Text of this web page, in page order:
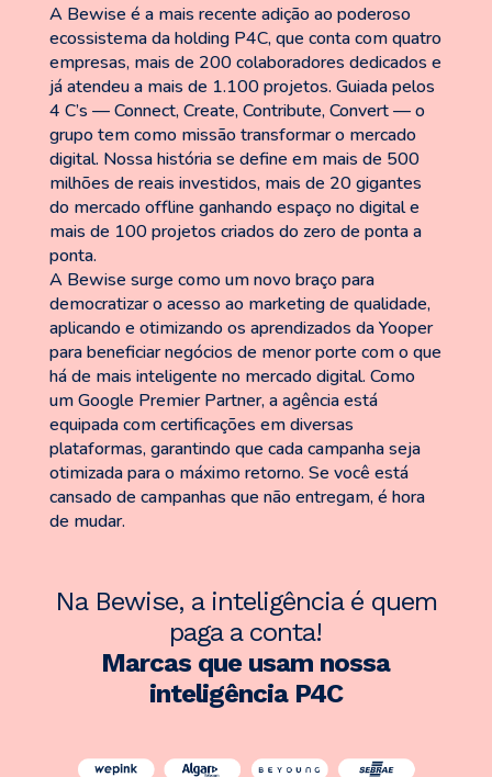
A Bewise é a mais recente adição ao poderoso
ecossistema da holding P4C, que conta com quatro
empresas, mais de 200 colaboradores dedicados e
já atendeu a mais de 1.100 projetos. Guiada pelos
4 C’s — Connect, Create, Contribute, Convert — o
grupo tem como missão transformar o mercado
digital. Nossa história se define em mais de 500
milhões de reais investidos, mais de 20 gigantes
do mercado offline ganhando espaço no digital e
mais de 100 projetos criados do zero de ponta a
ponta.
A Bewise surge como um novo braço para
democratizar o acesso ao marketing de qualidade,
aplicando e otimizando os aprendizados da Yooper
para beneficiar negócios de menor porte com o que
há de mais inteligente no mercado digital. Como
um Google Premier Partner, a agência está
equipada com certificações em diversas
plataformas, garantindo que cada campanha seja
otimizada para o máximo retorno. Se você está
cansado de campanhas que não entregam, é hora
de mudar.
Na Bewise, a inteligência é quem
paga a conta!
Marcas que usam nossa
inteligência P4C